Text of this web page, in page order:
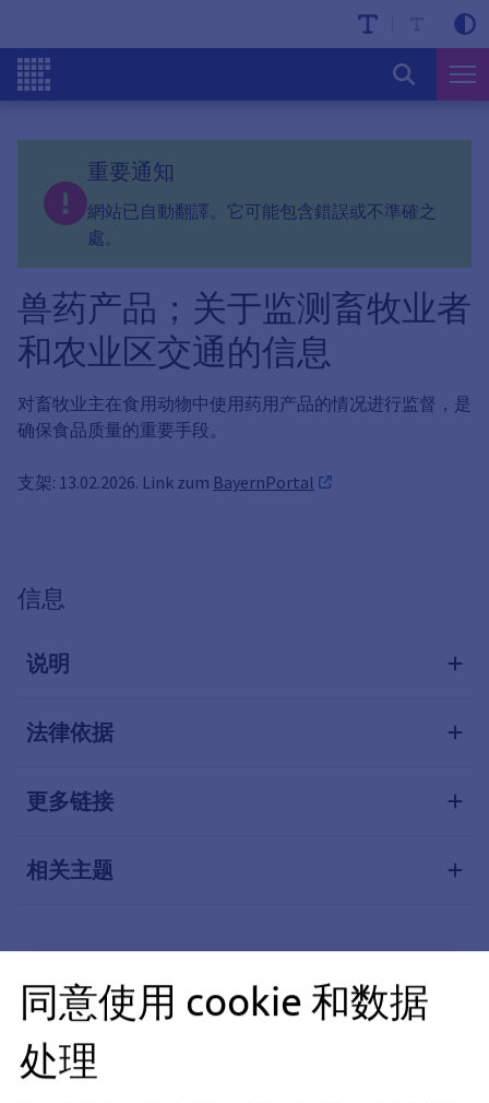
重要通知
網站已自動翻譯。它可能包含錯誤或不準確之
處。
兽药产品；关于监测畜牧业者
和农业区交通的信息
对畜牧业主在食用动物中使用药用产品的情况进行监督，是
确保食品质量的重要手段。
支架: 13.02.2026. Link zum BayernPortal
信息
说明
法律依据
更多链接
相关主题
BayernPortal
)
同意使用 cookie 和数据
处理